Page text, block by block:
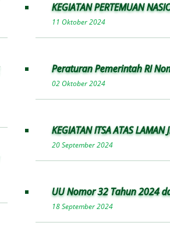
KEGIATAN PERTEMUAN
11 Oktober 2024
Peraturan Pemerintah RI
02 Oktober 2024
KEGIATAN ITSA ATAS
20 September 2024
UU Nomor 32 Tahun 2024
18 September 2024